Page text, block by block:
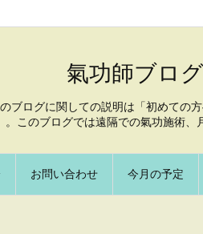
氣功師ブログ
ログに関しての説明は「初めて
このブログでは遠隔での氣功施術
お問い合わせ 今月の予定